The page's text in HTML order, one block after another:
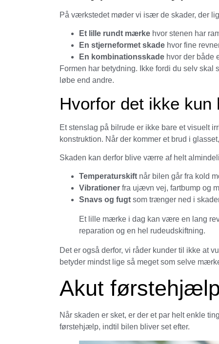
På værkstedet møder vi især de skader, der
Et lille rundt mærke hvor stenen har
En stjerneformet skade hvor fine
En kombinationsskade hvor der både
Formen har betydning. Ikke fordi du selv
løbe end andre.
Hvorfor det ikke kun
Et stenslag på bilrude er ikke bare et visuelt
konstruktion. Når der kommer et brud i
Skaden kan derfor blive værre af helt
Temperaturskift når bilen går fra kold
Vibrationer fra ujævn vej, fartbump og
Snavs og fugt som trænger ned i
Et lille mærke i dag kan være en lang
reparation og en hel rudeudskiftning.
Det er også derfor, vi råder kunder til ikke at
betyder mindst lige så meget som selve
Akut
Når skaden er sket, er der et par helt enkle
førstehjælp, indtil bilen bliver set efter.